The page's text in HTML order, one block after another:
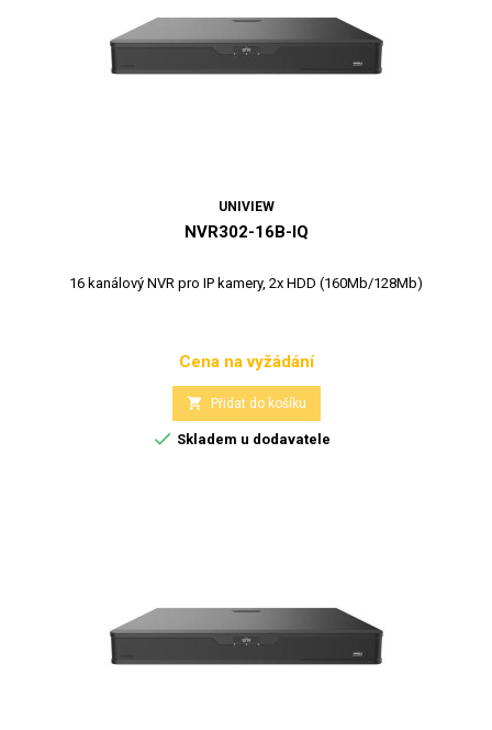
UNIVIEW
NVR302-16B-IQ
16 kanálový NVR pro IP kamery, 2x HDD (160Mb/128Mb)
Cena
Cena na vyžádání
 Přidat do košíku
 Skladem u dodavatele